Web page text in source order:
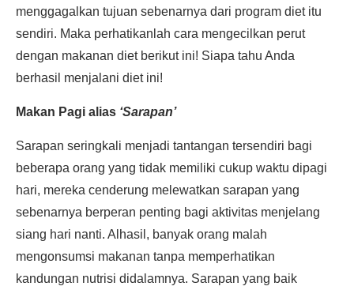
menggagalkan tujuan sebenarnya dari program diet itu
sendiri. Maka perhatikanlah cara mengecilkan perut
dengan makanan diet berikut ini! Siapa tahu Anda
berhasil menjalani diet ini!
Makan Pagi alias ‘Sarapan’
Sarapan seringkali menjadi tantangan tersendiri bagi
beberapa orang yang tidak memiliki cukup waktu dipagi
hari, mereka cenderung melewatkan sarapan yang
sebenarnya berperan penting bagi aktivitas menjelang
siang hari nanti. Alhasil, banyak orang malah
mengonsumsi makanan tanpa memperhatikan
kandungan nutrisi didalamnya. Sarapan yang baik